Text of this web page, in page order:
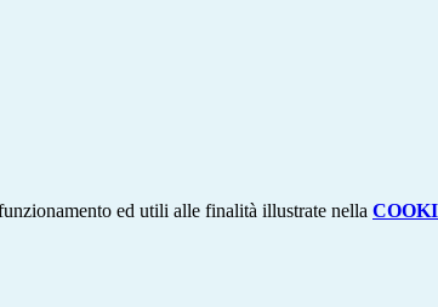
ed utili alle finalità illustrate nella